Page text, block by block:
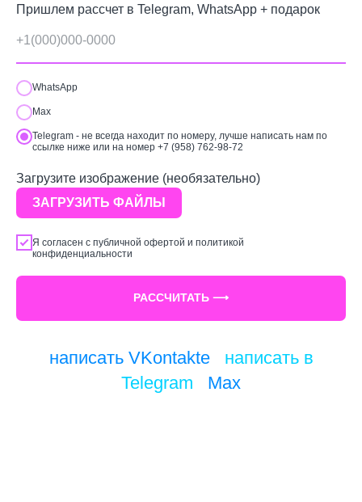
Пришлем рассчет в Telegram, WhatsApp + подарок
WhatsApp
Max
Telegram - не всегда находит по номеру, лучше написать нам по
ссылке ниже или на номер +7 (958) 762-98-72
Загрузите изображение (необязательно)
ЗАГРУЗИТЬ ФАЙЛЫ
Я согласен с публичной офертой и политикой
конфиденциальности
РАССЧИТАТЬ ⟶
написать VKontakte/ написать в
Telegram
Max